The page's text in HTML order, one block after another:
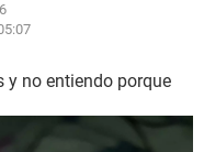
y no entiendo porque